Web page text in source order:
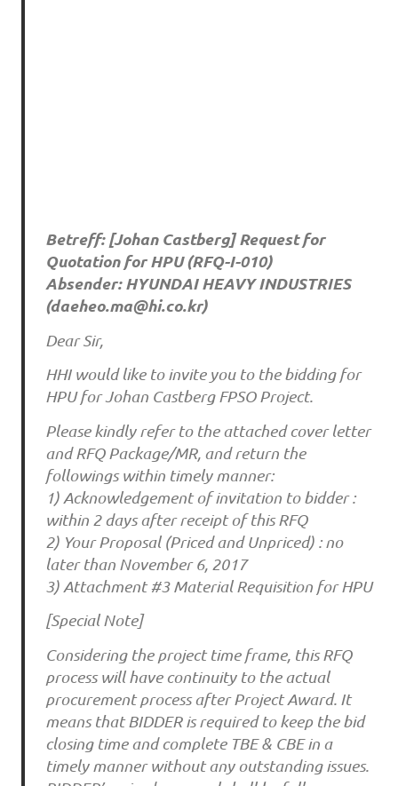
Betreff: [Johan Castberg] Request for
Quotation for HPU (RFQ-I-010)
Absender: HYUNDAI HEAVY INDUSTRIES
(daeheo.ma@hi.co.kr)
Dear Sir,
HHI would like to invite you to the bidding for
HPU for Johan Castberg FPSO Project.
Please kindly refer to the attached cover letter
and RFQ Package/MR, and return the
followings within timely manner:
1) Acknowledgement of invitation to bidder :
within 2 days after receipt of this RFQ
2) Your Proposal (Priced and Unpriced) : no
later than November 6, 2017
3) Attachment #3 Material Requisition for HPU
[Special Note]
Considering the project time frame, this RFQ
process will have continuity to the actual
procurement process after Project Award. It
means that BIDDER is required to keep the bid
closing time and complete TBE & CBE in a
timely manner without any outstanding issues.